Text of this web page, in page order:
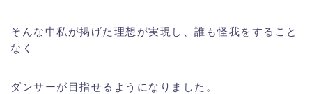
そんな中私が掲げた理想が実現し、誰も怪我をすること
なく
ダンサーが目指せるようになりました。